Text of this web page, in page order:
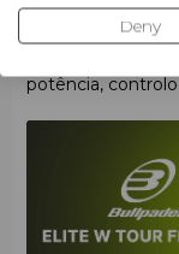
escolha exclusiva
Padel. A sua
potência,
Deny